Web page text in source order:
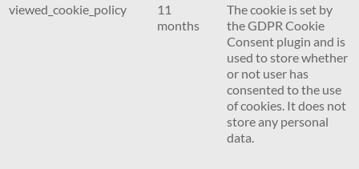
viewed_cookie_policy
11
months
The cookie is set by
the GDPR Cookie
Consent plugin and is
used to store whether
or not user has
consented to the use
of cookies. It does not
store any personal
data.